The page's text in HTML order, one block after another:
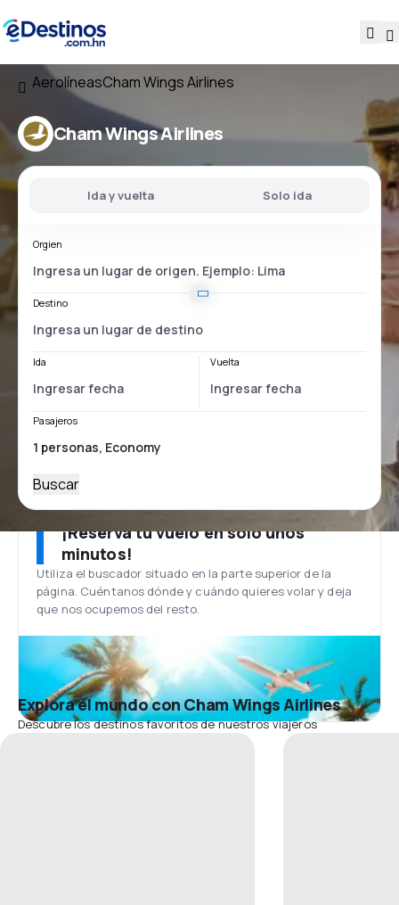
AerolíneasCham Wings Airlines
Cham Wings Airlines
Ida y vuelta Solo ida
Orgien
Destino
Ida Vuelta
Pasajeros
Buscar
¡Reserva tu vuelo en solo unos
minutos!
Utiliza el buscador situado en la parte superior de la
página. Cuéntanos dónde y cuándo quieres volar y deja
que nos ocupemos del resto.
Explora el mundo con Cham Wings Airlines
Descubre los destinos favoritos de nuestros viajeros